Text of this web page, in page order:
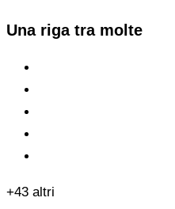
Una riga tra molte
+43 altri